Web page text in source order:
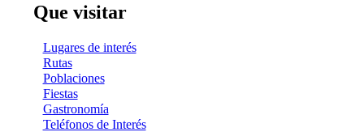
Que visitar
Lugares de interés
Rutas
Poblaciones
Fiestas
Gastronomía
Teléfonos de Interés